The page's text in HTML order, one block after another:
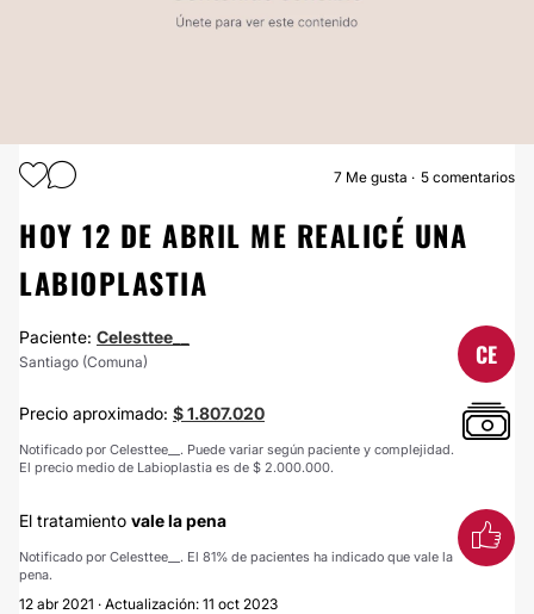
LABIOPLASTIA
7 Me gusta 5 comentarios
HOY 12 DE ABRIL ME REALICÉ UNA
LABIOPLASTIA
Paciente: Celesttee__
Santiago (Comuna) CE
Precio aproximado: $ 1.807.020
Notificado por Celesttee__. Puede variar según paciente y complejidad.
El precio medio de Labioplastia es de $ 2.000.000.
El tratamiento vale la pena
Notificado por Celesttee__. El 81% de pacientes ha indicado que vale la
pena.
12 abr 2021 · Actualización: 11 oct 2023